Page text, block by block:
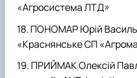
«Агросистема ЛТД»
ПОНОМАР Юрій
«Краснянське СП
ПРИЙМАК Олексій